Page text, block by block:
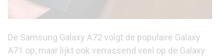
De Samsung Galaxy A72 volgt de populaire Galaxy
A71 op, maar lijkt ook verrassend veel op de Galaxy